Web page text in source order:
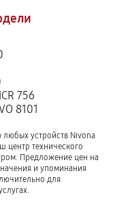
756
8101
устройств Nivona
центр технического
Предложение цен на
и упоминания
для